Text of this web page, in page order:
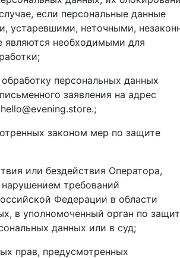
если персональные данные
устаревшими, неточными,
являются необходимыми для
персональных данных
заявления на адрес
законом мер по защите
или бездействия Оператора,
требований
Федерации в области
в уполномоченный орган по
данных или в суд;
прав, предусмотренных